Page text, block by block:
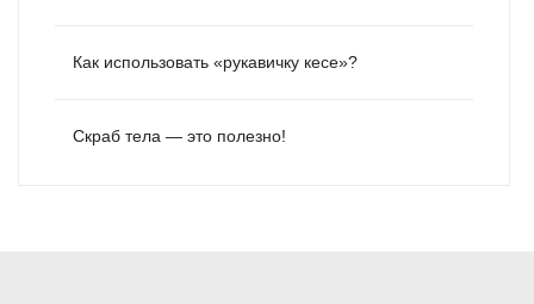
Как использовать «рукавичку кесе»?
Скраб тела — это полезно!